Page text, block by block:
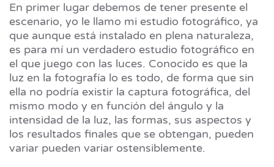
En primer lugar debemos de tener presente el
escenario, yo le llamo mi estudio fotográfico, ya
que aunque está instalado en plena naturaleza,
es para mí un verdadero estudio fotográfico en
el que juego con las luces. Conocido es que la
luz en la fotografía lo es todo, de forma que sin
ella no podría existir la captura fotográfica, del
mismo modo y en función del ángulo y la
intensidad de la luz, las formas, sus aspectos y
los resultados finales que se obtengan, pueden
variar pueden variar ostensiblemente.